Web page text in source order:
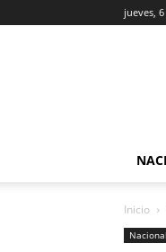
jueves,
Inicio
Nacional